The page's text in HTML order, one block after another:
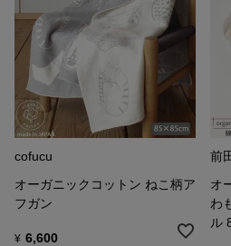
cofucu
オーガニックコットン ねこ柄ア
フガン
¥ 6,600
前
オ
わ
ル